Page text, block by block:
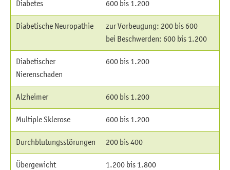
Diabetes 600 bis 1.200
Diabetische Neuropathie
zur Vorbeugung: 200 bis 600
bei Beschwerden: 600 bis 1.200
Diabetischer
Nierenschaden
600 bis 1.200
Alzheimer 600 bis 1.200
Multiple Sklerose 600 bis 1.200
Durchblutungsstörungen 200 bis 400
Übergewicht 1.200 bis 1.800